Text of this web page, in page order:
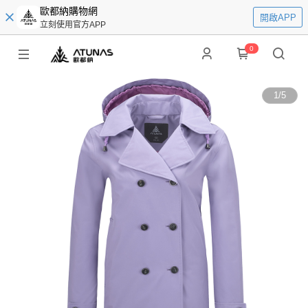
歐都納購物網
立刻使用官方APP
開啟APP
0
1/5